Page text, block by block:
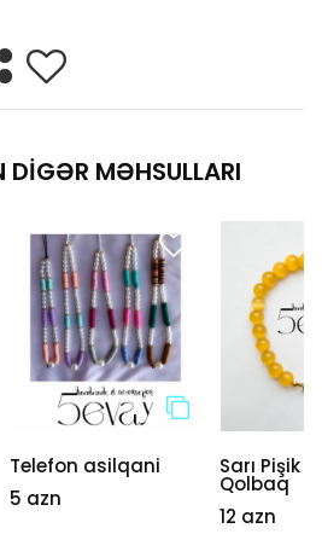
DIGƏR MƏHSULLARI
Telefon asilqani
5 azn
Sarı Pişik
Qolbaq
12 azn